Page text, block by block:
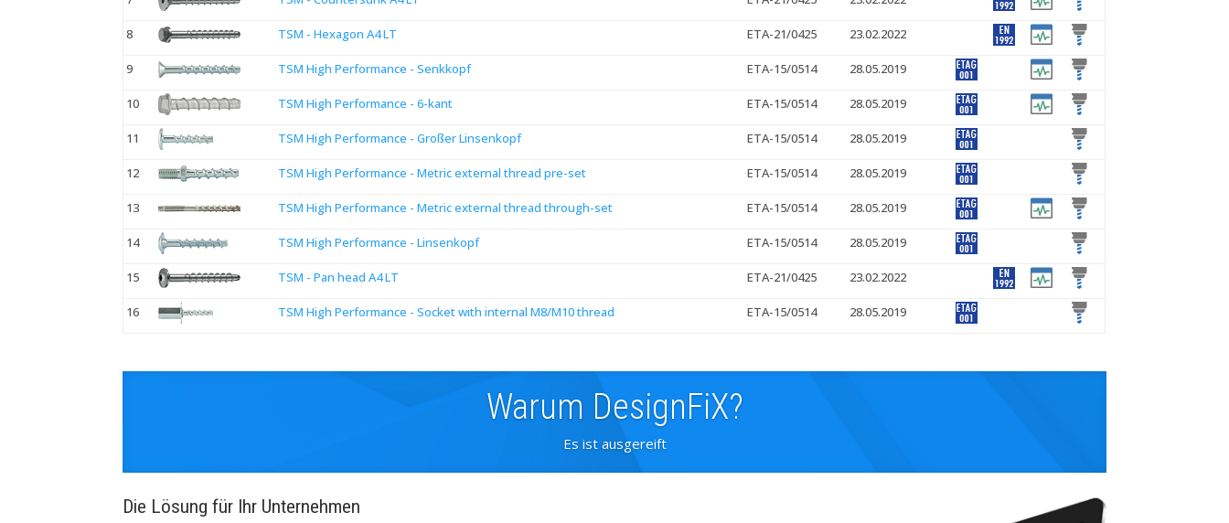
8 TSM - Hexagon A4 LT ETA-21/0425 23.02.2022
9 TSM High Performance - Senkkopf ETA-15/0514 28.05.2019
10 TSM High Performance - 6-kant ETA-15/0514 28.05.2019
11 TSM High Performance - Großer Linsenkopf ETA-15/0514 28.05.2019
12 TSM High Performance - Metric external thread pre-set ETA-15/0514 28.05.2019
13 TSM High Performance - Metric external thread through-set ETA-15/0514 28.05.2019
14 TSM High Performance - Linsenkopf ETA-15/0514 28.05.2019
15 TSM - Pan head A4 LT ETA-21/0425 23.02.2022
16 TSM High Performance - Socket with internal M8/M10 thread ETA-15/0514 28.05.2019
Warum DesignFiX?
Es ist ausgereift
Die Lösung für Ihr Unternehmen